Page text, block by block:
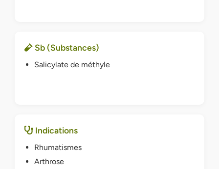
Sb (Substances)
Salicylate de méthyle
Indications
Rhumatismes
Arthrose